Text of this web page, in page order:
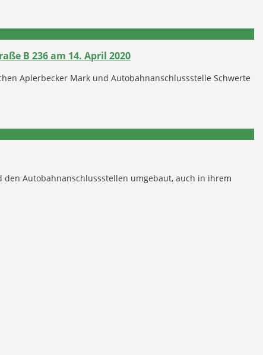
B 236 am 14. April 2020
Aplerbecker Mark und Autobahnanschlussstelle Schwerte
Autobahnanschlussstellen umgebaut, auch in ihrem